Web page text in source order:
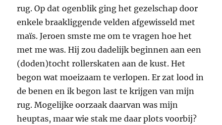
rug. Op dat ogenblik ging het gezelschap door
enkele braakliggende velden afgewisseld met
maïs. Jeroen smste me om te vragen hoe het
met me was. Hij zou dadelijk beginnen aan een
(doden)tocht rollerskaten aan de kust. Het
begon wat moeizaam te verlopen. Er zat lood in
de benen en ik begon last te krijgen van mijn
rug. Mogelijke oorzaak daarvan was mijn
heuptas, maar wie stak me daar plots voorbij?